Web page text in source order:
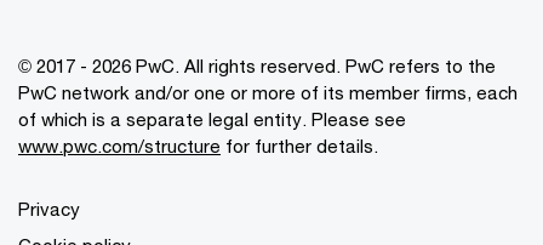
© 2017 - 2026 PwC. All rights reserved. PwC refers to the
PwC network and/or one or more of its member firms, each
of which is a separate legal entity. Please see
www.pwc.com/structure for further details.
Privacy